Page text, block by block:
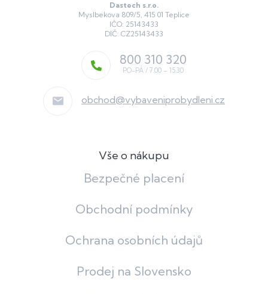
Dastech s.r.o.
Myslbekova 809/5, 415 01 Teplice
IČO: 25143433
DIČ: CZ25143433
obchod@vybaveniprobydleni.cz
800 310 320
Vše o nákupu
Bezpečné placení
Obchodní podmínky
Ochrana osobních údajů
Prodej na Slovensko